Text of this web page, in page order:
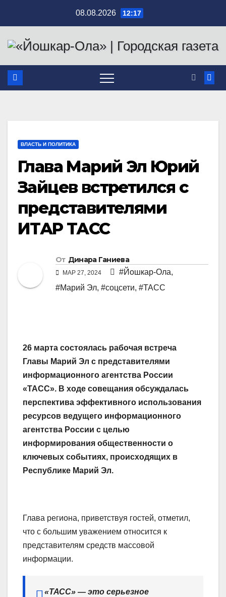
содержимому
08.08.2026 12:17
ВЛАСТЬ И ПОЛИТИКА
Глава Марий Эл Юрий
Зайцев встретился с
представителями
ИТАР ТАСС
От Динара Ганиева
МАР 27, 2024 #Йошкар-Ола,
#Марий Эл, #соцсети, #ТАСС
26 марта состоялась рабочая встреча
Главы Марий Эл с представителями
информационного агентства России
«ТАСС». В ходе совещания обсуждалась
перспектива эффективного использования
ресурсов ведущего информационного
агентства России с целью
информирования общественности о
ключевых событиях, происходящих в
Республике Марий Эл.
Глава региона, приветствуя гостей, отметил,
что с большим уважением относится к
представителям средств массовой
информации.
«ТАСС» — это серьезное